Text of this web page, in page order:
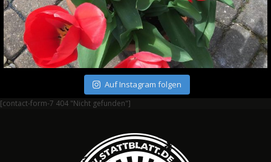
Auf Instagram folgen
[contact-form-7 404 "Nicht gefunden"]